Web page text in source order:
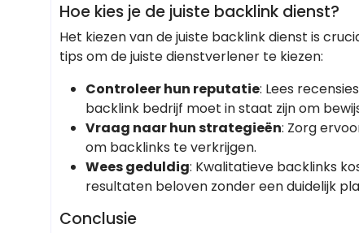
Hoe kies je de juiste backlink dienst?
Het kiezen van de juiste backlink dienst is
tips om de juiste dienstverlener te kiezen:
Controleer hun reputatie: Lees
backlink bedrijf moet in staat zijn om
Vraag naar hun strategieën: Zorg
om backlinks te verkrijgen.
Wees geduldig: Kwalitatieve backlinks
resultaten beloven zonder een duidelijk
Conclusie